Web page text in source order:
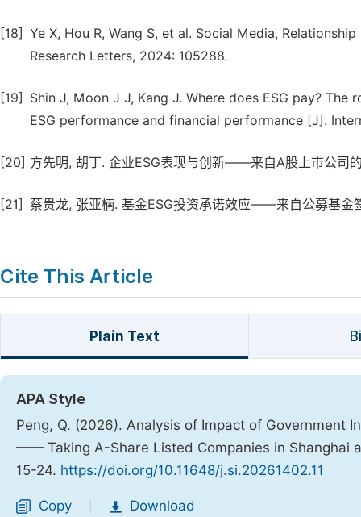
[18] Ye X, Hou R, Wang S, et al. Social Media,
Research Letters, 2024: 105288.
[19]
Shin J, Moon J J, Kang J. Where does ESG pay?
ESG performance and financial performance [J].
[20] 方先明, 胡丁. 企业ESG表现与创新——来自A股上市公司
[21] 蔡贵龙, 张亚楠. 基金ESG投资承诺效应——来自公募基
Cite This Article
Plain Text
APA Style
Peng, Q. (2026). Analysis of Impact of Government
—— Taking A-Share Listed Companies in Shanghai
15-24. https://doi.org/10.11648/j.si.20261402.11
Copy Download